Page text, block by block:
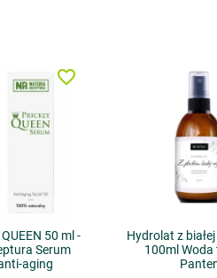
50 ml -
Serum
aging
favorite_border
Hydrolat z
100ml